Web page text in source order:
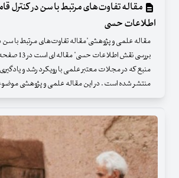
مقاله تفاوت‌های مرتبط با سن در کنترل
اطلاعات حسی
مقاله علمی و پژوهشی"مقاله تفاوت‌های مرتبط با سن
منبع که در مجلات معتبر علمی با رویکرد رشد و
منتشر شده است . در این مقاله علمی و پژوهشی